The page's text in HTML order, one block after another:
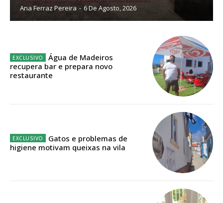
Sendo assinante terá acesso a todos os conteúdos exclusivos e versões
12 meses
Ana Ferraz Pereira - 6 De Agosto, 2026
Água de Madeiros
recupera bar e prepara novo
restaurante
Gatos e problemas de
higiene motivam queixas na vila